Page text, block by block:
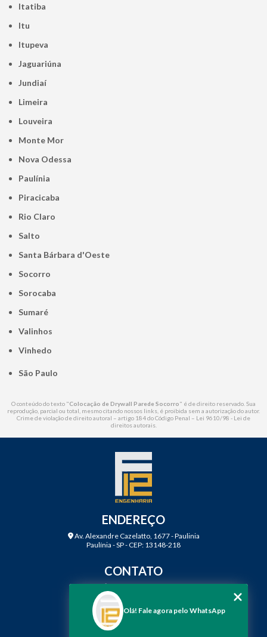
Itatiba
Itu
Itupeva
Jaguariúna
Jundiaí
Limeira
Louveira
Monte Mor
Nova Odessa
Paulínia
Piracicaba
Rio Claro
Salto
Santa Bárbara d'Oeste
Socorro
Sorocaba
Sumaré
Valinhos
Vinhedo
São Paulo
O conteúdo do texto "Colocação de Drywall Parede Socorro" é de direito reservado. Sua
reprodução, parcial ou total, mesmo citando nossos links, é proibida sem a autorização do autor.
Crime de violação de direito autoral – artigo 184 do Código Penal – Lei 9610/98 - Lei de
direitos autorais.
ENDEREÇO
Av. Alexandre Cazelatto, 1677 - Paulinia
Paulínia - SP - CEP: 13148-218
CONTATO
(19) 99968-7979
contato@f12engenharia.com.br
Olá! Fale agora pelo WhatsApp